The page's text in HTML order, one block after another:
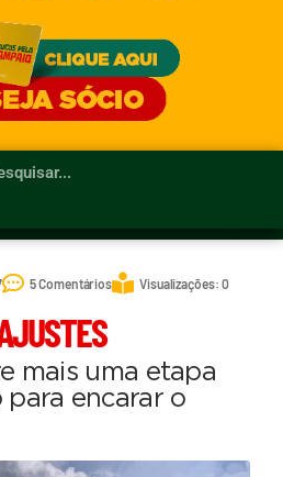
5 Comentários Visualizações: 0
mais uma etapa
encarar o